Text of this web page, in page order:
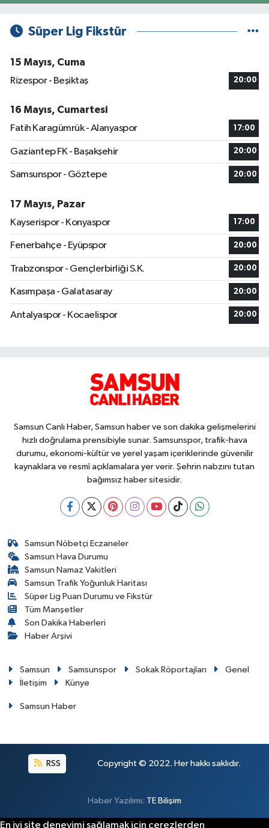
Süper Lig Fikstür
15 Mayıs, Cuma
Rizespor - Beşiktaş
20:00
16 Mayıs, Cumartesi
Fatih Karagümrük - Alanyaspor
17:00
Gaziantep FK - Başakşehir 20:00
Samsunspor - Göztepe 20:00
17 Mayıs, Pazar
Kayserispor - Konyaspor
17:00
Fenerbahçe - Eyüpspor 20:00
Trabzonspor - Gençlerbirliği S.K. 20:00
Kasımpaşa - Galatasaray 20:00
Antalyaspor - Kocaelispor 20:00
Samsun Canlı Haber, Samsun haber ve son dakika gelişmelerini
hızlı doğrulama prensibiyle sunar. Samsunspor, trafik-hava
durumu, ekonomi-kültür ve yerel yaşam içeriklerinde güvenilir
kaynaklara ve resmî açıklamalara yer verir. Şehrin nabzını tutan
bağımsız haber sitesidir.
Samsun Nöbetçi Eczaneler
Samsun Hava Durumu
Samsun Namaz Vakitleri
Samsun Trafik Yoğunluk Haritası
Süper Lig Puan Durumu ve Fikstür
Tüm Manşetler
Son Dakika Haberleri
Haber Arşivi
Samsun Samsunspor Sokak Röportajları
Genel
İletişim
Künye
Samsun Haber
RSS Copyright © 2022. Her hakkı saklıdır.
Haber Yazılımı: TE Bilişim
En iyi site deneyimi sağlamak için çerezlerden